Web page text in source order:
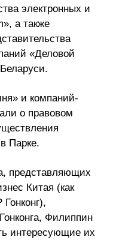
электронных и
а также
«Деловой
и компаний-
о правовом
Парке.
представляющих
Китая (как
Филиппин
интересующие их